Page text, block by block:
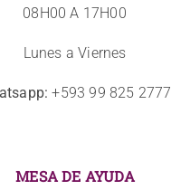
08H00 A 17H00
Lunes a Viernes
+593 99 825 2777
MESA DE AYUDA